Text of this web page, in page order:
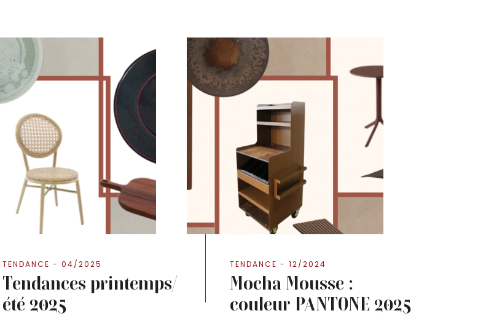
TENDANCE - 04/2025
Tendances printemps/
été 2025
TENDANCE - 12/2024
Mocha Mousse :
couleur PANTONE 2025